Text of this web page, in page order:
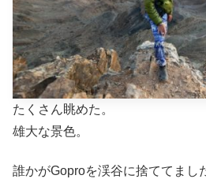
たくさん眺めた。
雄大な景色。
誰かがGoproを渓谷に捨ててまし